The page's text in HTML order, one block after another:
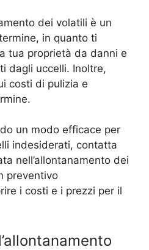
dei volatili è un
in quanto ti
tua proprietà da danni e
dagli uccelli. Inoltre,
costi di pulizia e
un modo efficace per
indesiderati, contatta
nell’allontanamento dei
preventivo
i costi e i prezzi per il